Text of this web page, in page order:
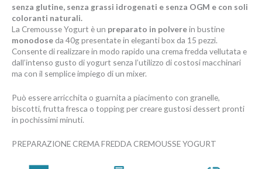
senza glutine, senza grassi idrogenati e senza OGM e con soli
coloranti naturali.
La Cremousse Yogurt è un preparato in polverein bustine
monodose da 40g presentate in eleganti box da 15 pezzi.
Consente di realizzare in modo rapido una crema fredda vellutata e
dall’intenso gusto di yogurt senza l’utilizzo di costosi macchinari
ma con il semplice impiego di un mixer.
Può essere arricchita o guarnita a piacimento con granelle,
biscotti, frutta fresca o topping per creare gustosi dessert pronti
in pochissimi minuti.
PREPARAZIONE CREMA FREDDA CREMOUSSE YOGURT